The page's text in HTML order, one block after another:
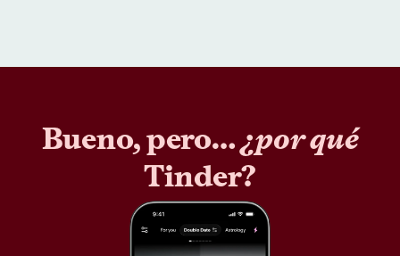
Bueno, pero…¿por qué
Tinder?